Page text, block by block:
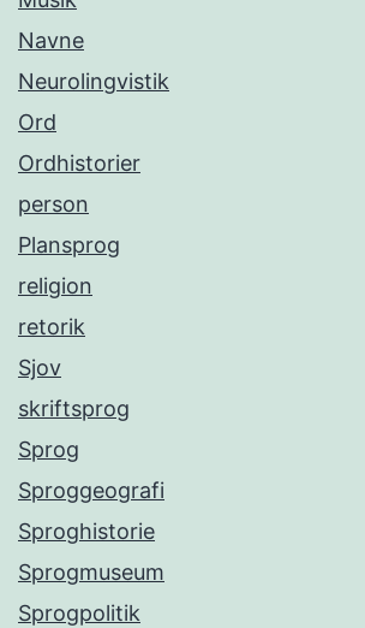
Navne
Neurolingvistik
Ord
Ordhistorier
person
Plansprog
religion
retorik
Sjov
skriftsprog
Sprog
Sproggeografi
Sproghistorie
Sprogmuseum
Sprogpolitik